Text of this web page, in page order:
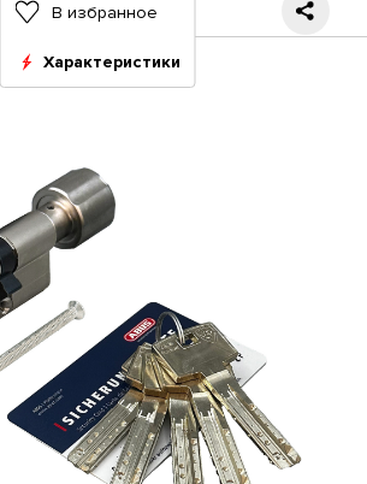
В избранное
Характеристики